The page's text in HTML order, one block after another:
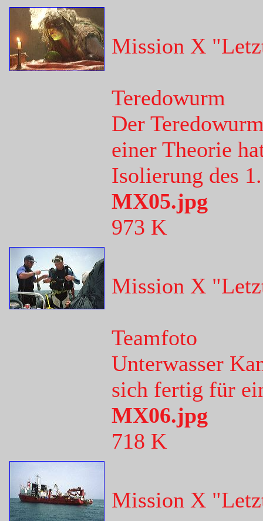
Mission X
Teredowurm
Der
einer Theorie
Isolierung des
MX05.jpg
973 K
Mission X
Teamfoto
Unterwasser
sich fertig für
MX06.jpg
718 K
Mission X